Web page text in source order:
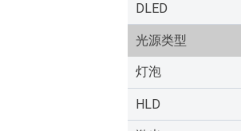
DLED
光源类型
灯泡
HLD